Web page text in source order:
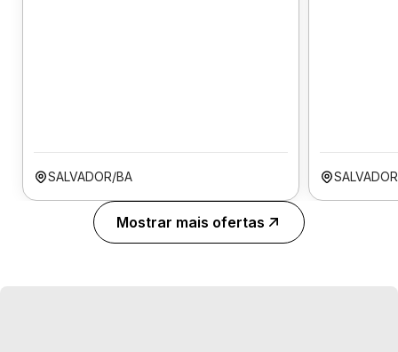
SALVADOR/BA
Mostrar mais ofertas